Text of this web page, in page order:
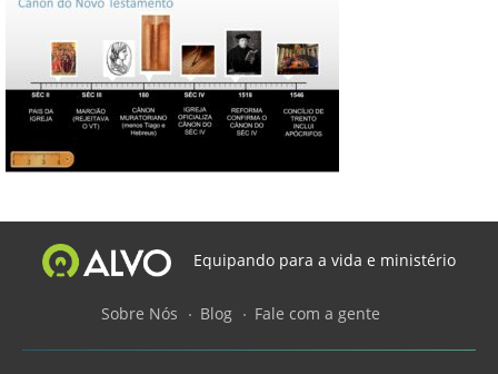
Equipando para a vida e ministério
Sobre Nós Blog Fale com a gente